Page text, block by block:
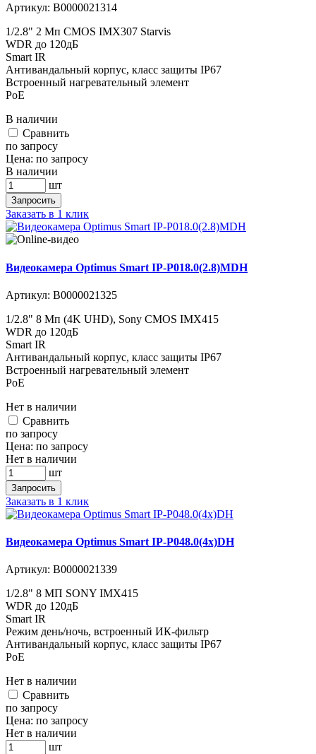
Артикул: В0000021314
1/2.8" 2 Мп CMOS IMX307 Starvis
WDR до 120дБ
Smart IR
Антивандальный корпус, класс защиты IР67
Встроенный нагревательный элемент
PoE
В наличии
Cравнить
по запросу
Цена: по запросу
В наличии
шт
Запросить
Заказать в 1 клик
Видеокамера Optimus Smart IP-P018.0(2.8)MDH
Артикул: В0000021325
1/2.8" 8 Мп (4K UHD), Sony CMOS IMX415
WDR до 120дБ
Smart IR
Антивандальный корпус, класс защиты IР67
Встроенный нагревательный элемент
PoE
Нет в наличии
Cравнить
по запросу
Цена: по запросу
Нет в наличии
шт
Запросить
Заказать в 1 клик
Видеокамера Optimus Smart IP-P048.0(4x)DH
Артикул: В0000021339
1/2.8" 8 МП SONY IMX415
WDR до 120дБ
Smart IR
Режим день/ночь, встроенный ИК-фильтр
Антивандальный корпус, класс защиты IР67
PoE
Нет в наличии
Cравнить
по запросу
Цена: по запросу
Нет в наличии
шт